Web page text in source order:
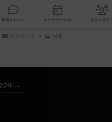
検索 新着レビュー ボードゲーム会
作品データ 画像
年～